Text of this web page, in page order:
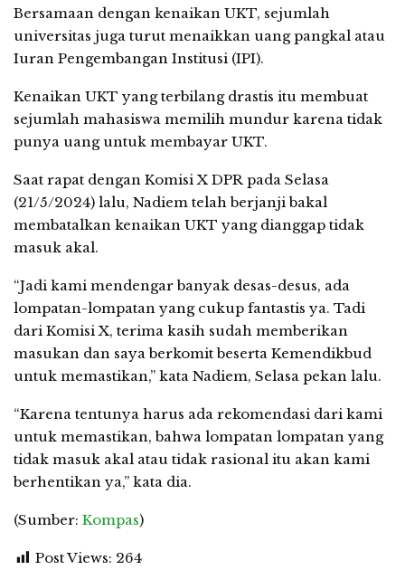
Bersamaan dengan kenaikan UKT, sejumlah
universitas juga turut menaikkan uang pangkal atau
Iuran Pengembangan Institusi (IPI).
Kenaikan UKT yang terbilang drastis itu membuat
sejumlah mahasiswa memilih mundur karena tidak
punya uang untuk membayar UKT.
Saat rapat dengan Komisi X DPR pada Selasa
(21/5/2024) lalu, Nadiem telah berjanji bakal
membatalkan kenaikan UKT yang dianggap tidak
masuk akal.
“Jadi kami mendengar banyak desas-desus, ada
lompatan-lompatan yang cukup fantastis ya. Tadi
dari Komisi X, terima kasih sudah memberikan
masukan dan saya berkomit beserta Kemendikbud
untuk memastikan,” kata Nadiem, Selasa pekan lalu.
“Karena tentunya harus ada rekomendasi dari kami
untuk memastikan, bahwa lompatan lompatan yang
tidak masuk akal atau tidak rasional itu akan kami
berhentikan ya,” kata dia.
(Sumber: Kompas)
Post Views: 264